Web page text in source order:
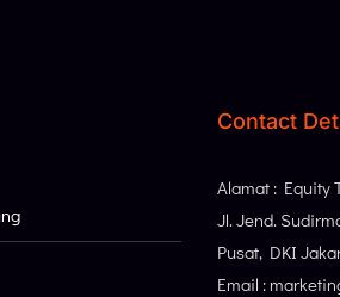
Contact
Alamat : Equity
Jl. Jend.
Pusat, DKI
Email :